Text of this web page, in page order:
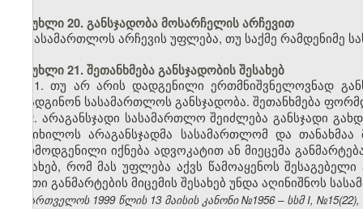
მუხლი 20. განსჯადობა მოსარჩელის არჩევით
სასამართლოს არჩევის უფლება, თუ საქმე რამდენიმე
მუხლი 21. შეთანხმება განსჯადობის შესახებ
1.თუ არ არის დადგენილი ერთმნიშვნელოვნად
დაადგინონ სასამართლოს განსჯადობა. შეთანხმება
2. არაგანსჯადი სასამართლო შეიძლება განსჯადი
განიხილოს არაგანსჯადმა სასამართლომ და
წარმოდგენილი იქნება ადვოკატით ან მიეცემა
შესახებ, რომ მას უფლება აქვს წამოაყენოს
ასეთი განმარტების მიცემის შესახებ უნდა აღინიშნოს
საქართველოს 1999 წლის 13 მაისის კანონი №1956 – სსმ I, №15(22),